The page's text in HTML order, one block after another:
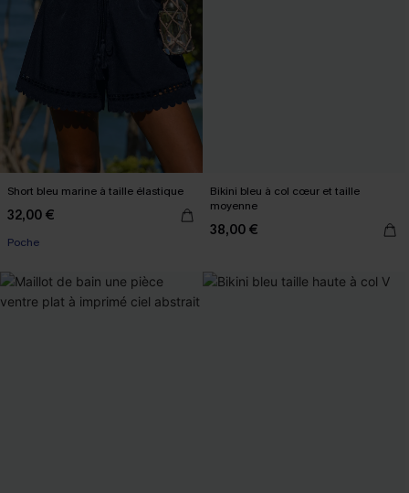
Short bleu marine à taille élastique
32,00 €
Poche
Bikini bleu à col cœur et taille
moyenne
38,00 €